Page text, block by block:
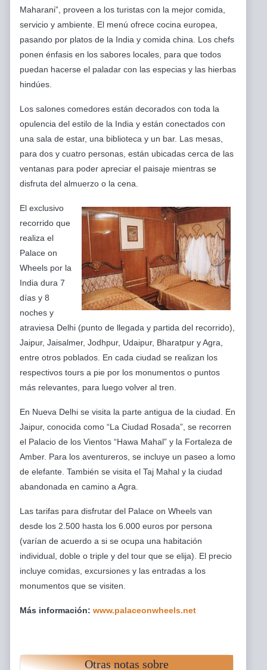
Maharani”, proveen a los turistas con la mejor comida,
servicio y ambiente. El menú ofrece cocina europea,
pasando por platos de la India y comida china. Los chefs
ponen énfasis en los sabores locales, para que todos
puedan hacerse el paladar con las especias y las hierbas
hindúes.
Los salones comedores están decorados con toda la
opulencia del estilo de la India y están conectados con
una sala de estar, una biblioteca y un bar. Las mesas,
para dos y cuatro personas, están ubicadas cerca de las
ventanas para poder apreciar el paisaje mientras se
disfruta del almuerzo o la cena.
El exclusivo
recorrido que
realiza el
Palace on
Wheels por la
India dura 7
días y 8
noches y
atraviesa Delhi (punto de llegada y partida del recorrido),
Jaipur, Jaisalmer, Jodhpur, Udaipur, Bharatpur y Agra,
entre otros poblados. En cada ciudad se realizan los
respectivos tours a pie por los monumentos o puntos
más relevantes, para luego volver al tren.
En Nueva Delhi se visita la parte antigua de la ciudad. En
Jaipur, conocida como “La Ciudad Rosada”, se recorren
el Palacio de los Vientos “Hawa Mahal” y la Fortaleza de
Amber. Para los aventureros, se incluye un paseo a lomo
de elefante. También se visita el Taj Mahal y la ciudad
abandonada en camino a Agra.
Las tarifas para disfrutar del Palace on Wheels van
desde los 2.500 hasta los 6.000 euros por persona
(varían de acuerdo a si se ocupa una habitación
individual, doble o triple y del tour que se elija). El precio
incluye comidas, excursiones y las entradas a los
monumentos que se visiten.
Más información: www.palaceonwheels.net
Otras notas sobre